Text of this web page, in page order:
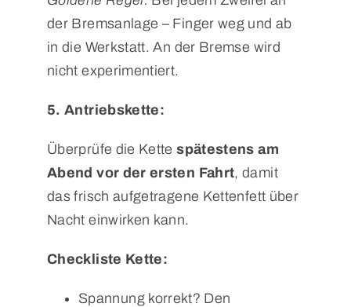
der Bremsanlage – Finger weg und ab
in die Werkstatt. An der Bremse wird
nicht experimentiert.
5. Antriebskette:
Überprüfe die Kettespätestens am
Abend vor der ersten Fahrt, damit
das frisch aufgetragene Kettenfett über
Nacht einwirken kann.
Checkliste Kette:
Spannung korrekt? Den